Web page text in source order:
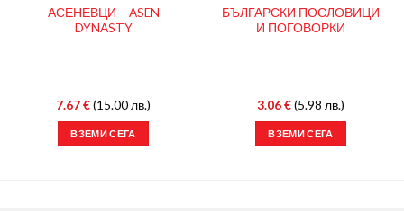
АСЕНЕВЦИ – ASEN
DYNASTY
7.67€(15.00 лв.)
ВЗЕМИ СЕГА
БЪЛГАРСКИ ПОСЛОВИЦИ
И ПОГОВОРКИ
3.06€(5.98 лв.)
ВЗЕМИ СЕГА